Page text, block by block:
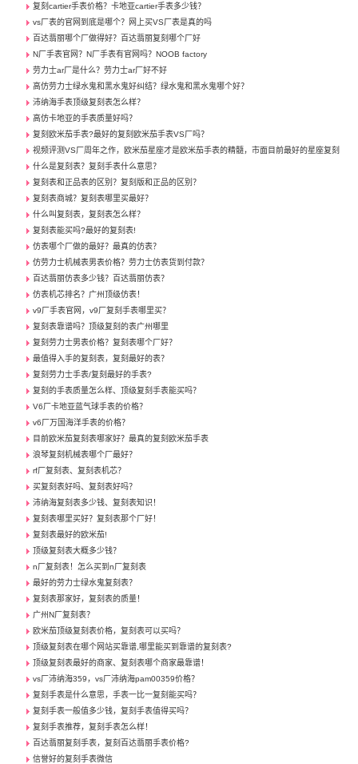
复刻cartier手表价格？卡地亚cartier手表多少钱？
vs厂表的官网到底是哪个？网上买VS厂表是真的吗
百达翡丽哪个厂做得好？百达翡丽复刻哪个厂好
N厂手表官网？N厂手表有官网吗？NOOB factory
劳力士ar厂是什么？劳力士ar厂好不好
高仿劳力士绿水鬼和黑水鬼好纠结？绿水鬼和黑水鬼哪个好？
沛纳海手表顶级复刻表怎么样？
高仿卡地亚的手表质量好吗？
复刻欧米茄手表?最好的复刻欧米茄手表VS厂吗？
视频评测VS厂周年之作，欧米茄星座才是欧米茄手表的精髓，市面目前最好的星座复刻
什么是复刻表？复刻手表什么意思？
复刻表和正品表的区别？复刻版和正品的区别？
复刻表商城？复刻表哪里买最好？
什么叫复刻表，复刻表怎么样？
复刻表能买吗?最好的复刻表!
仿表哪个厂做的最好？最真的仿表？
仿劳力士机械表男表价格？劳力士仿表货到付款？
百达翡丽仿表多少钱？百达翡丽仿表？
仿表机芯排名？广州顶级仿表！
v9厂手表官网，v9厂复刻手表哪里买？
复刻表靠谱吗？顶级复刻的表广州哪里
复刻劳力士男表价格？复刻表哪个厂好？
最值得入手的复刻表，复刻最好的表？
复刻劳力士手表/复刻最好的手表?
复刻的手表质量怎么样、顶级复刻手表能买吗？
V6厂卡地亚蓝气球手表的价格？
v6厂万国海洋手表的价格？
目前欧米茄复刻表哪家好？最真的复刻欧米茄手表
浪琴复刻机械表哪个厂最好？
rf厂复刻表、复刻表机芯？
买复刻表好吗、复刻表好吗？
沛纳海复刻表多少钱、复刻表知识！
复刻表哪里买好？复刻表那个厂好！
复刻表最好的欧米茄!
顶级复刻表大概多少钱？
n厂复刻表！怎么买到n厂复刻表
最好的劳力士绿水鬼复刻表？
复刻表那家好，复刻表的质量！
广州N厂复刻表？
欧米茄顶级复刻表价格，复刻表可以买吗？
顶级复刻表在哪个网站买靠谱,哪里能买到靠谱的复刻表?
顶级复刻表最好的商家、复刻表哪个商家最靠谱！
vs厂沛纳海359，vs厂沛纳海pam00359价格？
复刻手表是什么意思，手表一比一复刻能买吗？
复刻手表一般值多少钱，复刻手表值得买吗？
复刻手表推荐，复刻手表怎么样！
百达翡丽复刻手表，复刻百达翡丽手表价格?
信誉好的复刻手表微信